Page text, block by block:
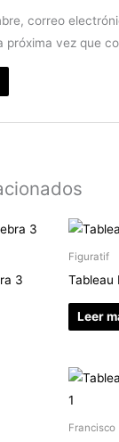
correo
próxima vez que
3
Figuratif
Tableau
Leer
Francisco